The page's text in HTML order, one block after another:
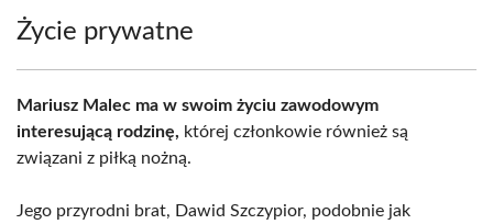
Życie prywatne
Mariusz Malec ma w swoim życiu zawodowym
interesującą rodzinę, której członkowie również są
związani z piłką nożną.
Jego przyrodni brat, Dawid Szczypior, podobnie jak